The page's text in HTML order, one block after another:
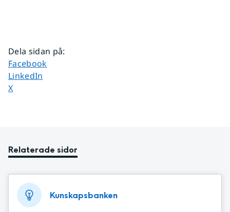
Dela sidan på:
Dela sidan på
Facebook
Dela sidan på
LinkedIn
Dela sidan på
X
Relaterade sidor
Kunskapsbanken